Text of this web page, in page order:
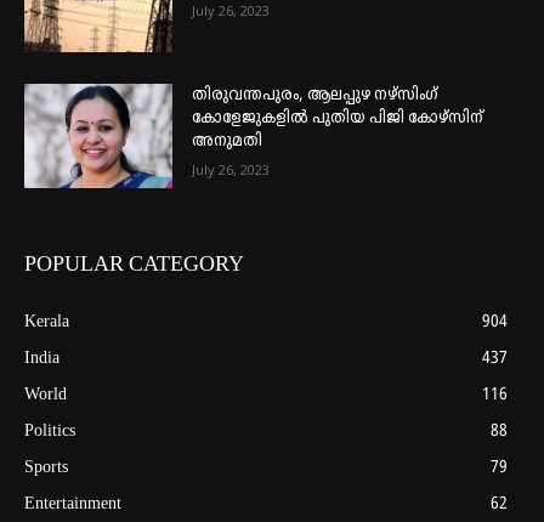
July 26, 2023
തിരുവന്തപുരം, ആലപ്പുഴ നഴ്‌സിംഗ്
കോളേജുകളില്‍ പുതിയ പിജി കോഴ്‌സിന്
അനുമതി
July 26, 2023
POPULAR CATEGORY
Kerala
904
India
437
World
116
Politics
88
Sports
79
Entertainment
62